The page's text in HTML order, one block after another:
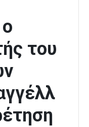
του